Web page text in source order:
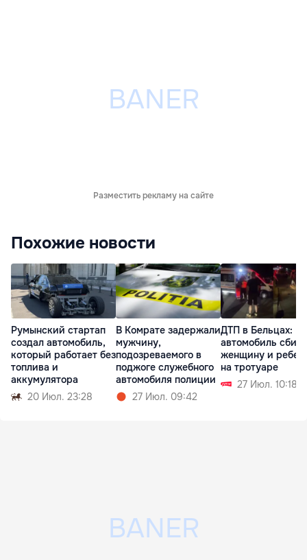
Разместить рекламу на сайте
Похожие новости
Румынский стартап
создал автомобиль,
который работает без
топлива и
аккумулятора
20 Июл. 23:28
В Комрате задержали
мужчину,
подозреваемого в
поджоге служебного
автомобиля полиции
27 Июл. 09:42
ДТП в Бельцах:
автомобиль сбил
женщину и
на тротуаре
27 Июл. 10:18